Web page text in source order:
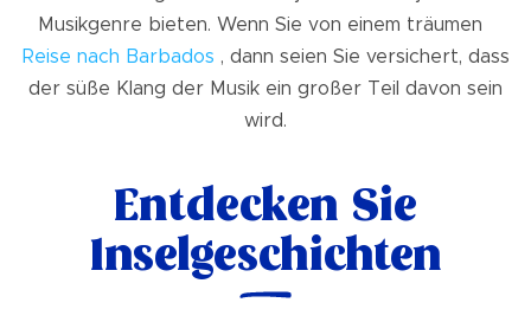
Musikgenre bieten. Wenn Sie von einem träumen
Reise nach Barbados , dann seien Sie versichert, dass
der süße Klang der Musik ein großer Teil davon sein
wird.
Entdecken Sie
Inselgeschichten